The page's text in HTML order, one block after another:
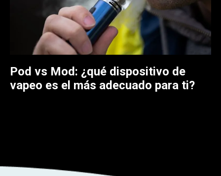
Pod vs Mod: ¿qué dispositivo de
vapeo es el más adecuado para ti?